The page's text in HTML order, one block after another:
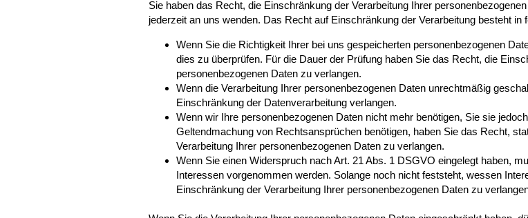
Sie haben das Recht, die Einschränkung der Verarbeitung Ihrer
jederzeit an uns wenden. Das Recht auf Einschränkung der Verarbeitung besteht in
Wenn Sie die Richtigkeit Ihrer bei uns gespeicherten personenbezogenen
dies zu überprüfen. Für die Dauer der Prüfung haben Sie das Recht, die
personenbezogenen Daten zu verlangen.
Wenn die Verarbeitung Ihrer personenbezogenen Daten unrechtmäßig
Einschränkung der Datenverarbeitung verlangen.
Wenn wir Ihre personenbezogenen Daten nicht mehr benötigen, Sie sie
Geltendmachung von Rechtsansprüchen benötigen, haben Sie das Recht,
Verarbeitung Ihrer personenbezogenen Daten zu verlangen.
Wenn Sie einen Widerspruch nach Art. 21 Abs. 1 DSGVO eingelegt haben,
Interessen vorgenommen werden. Solange noch nicht feststeht, wessen
Einschränkung der Verarbeitung Ihrer personenbezogenen Daten zu